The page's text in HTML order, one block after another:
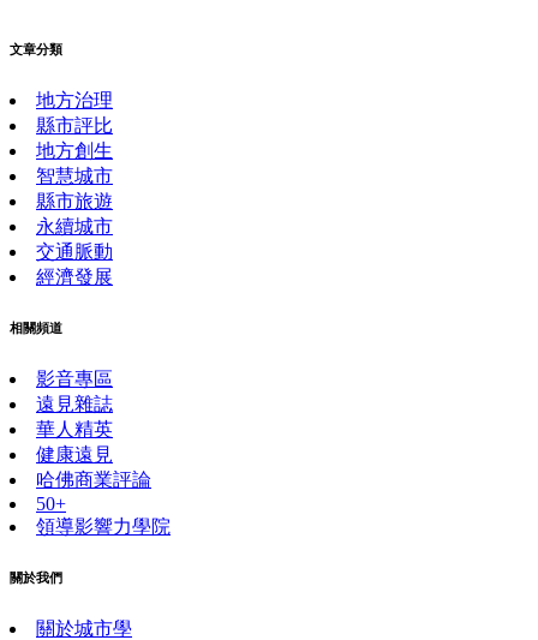
文章分類
地方治理
縣市評比
地方創生
智慧城市
縣市旅遊
永續城市
交通脈動
經濟發展
相關頻道
影音專區
遠見雜誌
華人精英
健康遠見
哈佛商業評論
50+
領導影響力學院
關於我們
關於城市學